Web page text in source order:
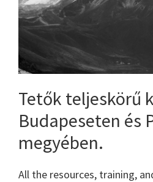
Tetők teljeskörű
Budapeseten és
megyében.
All the resources, training,